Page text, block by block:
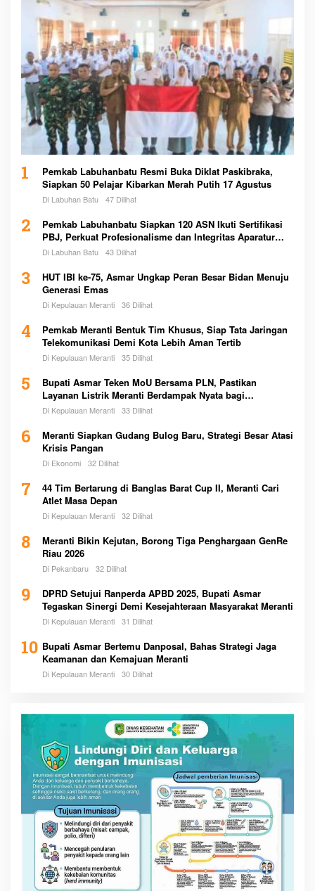
1
Pemkab Labuhanbatu Resmi Buka Diklat Paskibraka,
Siapkan 50 Pelajar Kibarkan Merah Putih 17 Agustus
Di Labuhan Batu 47 Dilihat
2
Pemkab Labuhanbatu Siapkan 120 ASN Ikuti Sertifikasi
PBJ, Perkuat Profesionalisme dan Integritas Aparatur
Pemerintah
Di Labuhan Batu 43 Dilihat
3
HUT IBI ke-75, Asmar Ungkap Peran Besar Bidan Menuju
Generasi Emas
Di Kepulauan Meranti 36 Dilihat
4
Pemkab Meranti Bentuk Tim Khusus, Siap Tata Jaringan
Telekomunikasi Demi Kota Lebih Aman Tertib
Di Kepulauan Meranti 35 Dilihat
5
Bupati Asmar Teken MoU Bersama PLN, Pastikan
Layanan Listrik Meranti Berdampak Nyata bagi
Masyarakat
Di Kepulauan Meranti 33 Dilihat
6
Meranti Siapkan Gudang Bulog Baru, Strategi Besar Atasi
Krisis Pangan
Di Ekonomi 32 Dilihat
7
44 Tim Bertarung di Banglas Barat Cup II, Meranti Cari
Atlet Masa Depan
Di Kepulauan Meranti 32 Dilihat
8
Meranti Bikin Kejutan, Borong Tiga Penghargaan GenRe
Riau 2026
Di Pekanbaru 32 Dilihat
9
DPRD Setujui Ranperda APBD 2025, Bupati Asmar
Tegaskan Sinergi Demi Kesejahteraan Masyarakat Meranti
Di Kepulauan Meranti 31 Dilihat
10 Bupati Asmar Bertemu Danposal, Bahas Strategi Jaga
Keamanan dan Kemajuan Meranti
Di Kepulauan Meranti 30 Dilihat